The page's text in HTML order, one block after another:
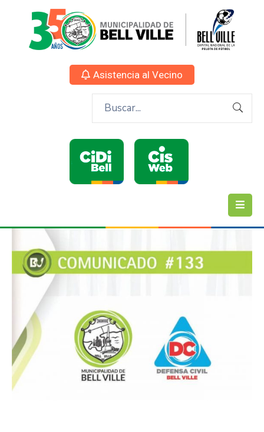
Asistencia al Vecino